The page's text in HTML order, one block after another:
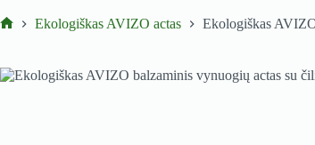
Ekologiškas AVIZO actas Ekologiškas